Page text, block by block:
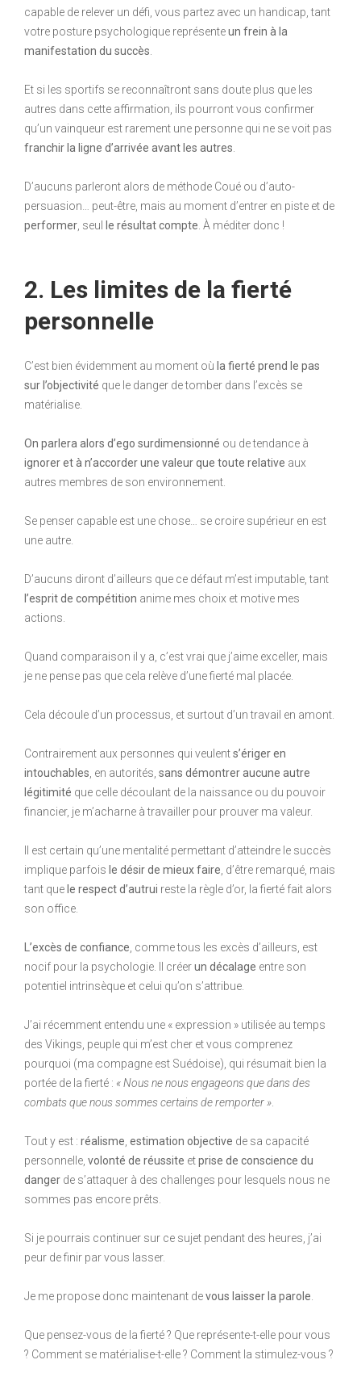
capable de relever un défi, vous partez avec un handicap, tant
votre posture psychologique représenteun frein à la
manifestation du succès
Et si les sportifs se reconnaîtront sans doute plus que les
autres dans cette affirmation, ils pourront vous confirmer
qu’un vainqueur est rarement une personne qui ne se voit pas
franchir la ligne d’arrivée avant les autres
D’aucuns parleront alors de méthode Coué ou d’auto-
persuasion… peut-être, mais au moment d’entrer en piste et de
performer , seul le résultat compte . À méditer donc !
2. Les limites de la fierté
personnelle
C’est bien évidemment au moment où la fierté prend le pas
sur l’objectivité que le danger de tomber dans l’excès se
matérialise.
On parlera alors d’ego surdimensionné ou de tendance à
ignorer et à n’accorder une valeur que toute relative aux
autres membres de son environnement.
Se penser capable est une chose… se croire supérieur en est
une autre.
D’aucuns diront d’ailleurs que ce défaut m’est imputable, tant
l’esprit de compétition anime mes choix et motive mes
actions.
Quand comparaison il y a, c’est vrai que j’aime exceller, mais
je ne pense pas que cela relève d’une fierté mal placée.
Cela découle d’un processus, et surtout d’un travail en amont.
Contrairement aux personnes qui veulents’ériger en
intouchables , en autorités, sans démontrer aucune autre
légitimité que celle découlant de la naissance ou du pouvoir
financier, je m’acharne à travailler pour prouver ma valeur.
Il est certain qu’une mentalité permettant d’atteindre le succès
implique parfois le désir de mieux faire , d’être remarqué, mais
tant que le respect d’autrui reste la règle d’or, la fierté fait alors
son office.
L’excès de confiance , comme tous les excès d’ailleurs, est
nocif pour la psychologie. Il créerun décalage entre son
potentiel intrinsèque et celui qu’on s’attribue.
J’ai récemment entendu une « expression » utilisée au temps
des Vikings, peuple qui m’est cher et vous comprenez
pourquoi (ma compagne est Suédoise), qui résumait bien la
portée de la fierté : « Nous ne nous engageons que dans des
combats que nous sommes certains de remporter »
Tout y est : réalisme estimation objective de sa capacité
personnelle, volonté de réussite etprise de conscience du
danger de s’attaquer à des challenges pour lesquels nous ne
sommes pas encore prêts.
Si je pourrais continuer sur ce sujet pendant des heures, j’ai
peur de finir par vous lasser.
Je me propose donc maintenant devous laisser la parole
Que pensez-vous de la fierté ? Que représente-t-elle pour vous
? Comment se matérialise-t-elle ? Comment la stimulez-vous ?